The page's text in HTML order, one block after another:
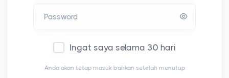
Password
Ingat saya selama 30 hari
Anda akan tetap masuk bahkan setelah menutup